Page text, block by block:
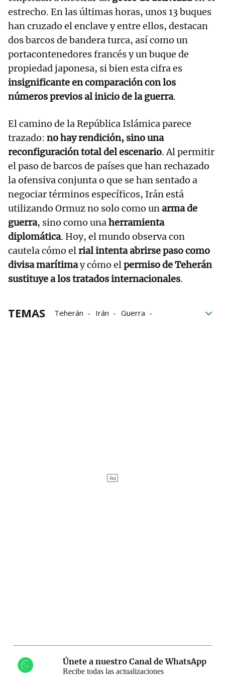
estrecho. En las últimas horas, unos 13 buques
han cruzado el enclave y entre ellos, destacan
dos barcos de bandera turca, así como un
portacontenedores francés y un buque de
propiedad japonesa, si bien esta cifra es
insignificante en comparación con los
números previos al inicio de la guerra.
El camino de la República Islámica parece
trazado: no hay rendición, sino una
reconfiguración total del escenario. Al permitir
el paso de barcos de países que han rechazado
la ofensiva conjunta o que se han sentado a
negociar términos específicos, Irán está
utilizando Ormuz no solo como unarma de
guerra, sino como unaherramienta
diplomática. Hoy, el mundo observa con
cautela cómo elrial intenta abrirse paso como
divisa marítimay cómo elpermiso de Teherán
sustituye a los tratados internacionales.
TEMAS Teherán Irán
Guerra
Únete a nuestro Canal de WhatsApp
Recibe todas las actualizaciones